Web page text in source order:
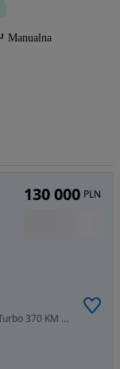
Manualna
3342 cm3 • 366 KM • KIA Stinger GT 3.3 V6 Twin-Turbo 370 KM | Salon PL | 1. Właściciciel
130 000 PLN